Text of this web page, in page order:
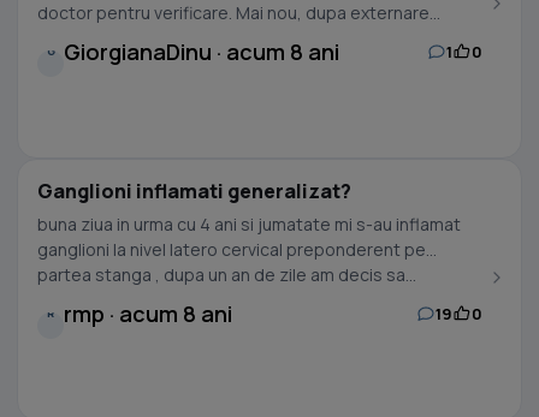
doctor pentru verificare. Mai nou, dupa externare...
G GiorgianaDinu · acum 8 ani 1 0
Ganglioni inflamati generalizat?
buna ziua in urma cu 4 ani si jumatate mi s-au inflamat
ganglioni la nivel latero cervical preponderent pe
partea stanga , dupa un an de zile am decis sa...
R rmp · acum 8 ani 19 0